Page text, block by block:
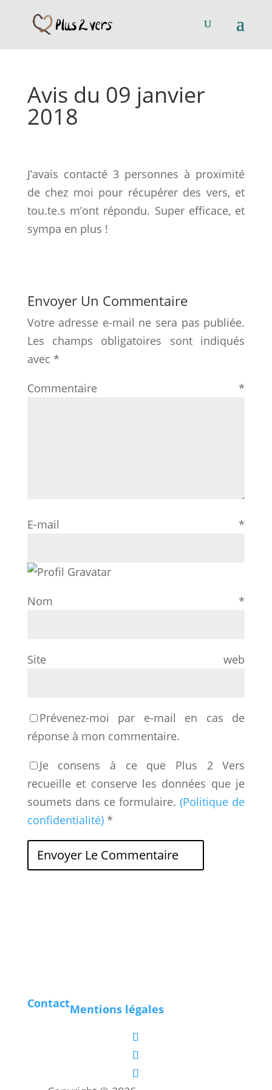
Avis du 09 janvier
2018
J’avais contacté 3 personnes à proximité
de chez moi pour récupérer des vers, et
tou.te.s m’ont répondu. Super efficace, et
sympa en plus !
Envoyer Un Commentaire
Votre adresse e-mail ne sera pas publiée.
Les champs obligatoires sont indiqués
avec *
Commentaire*
E-mail*
Nom*
Site web
Prévenez-moi par e-mail en cas de
réponse à mon commentaire.
Je consens à ce que Plus 2 Vers
recueille et conserve les données que je
soumets dans ce formulaire.(Politique de
confidentialité) *
ContactMentions légales